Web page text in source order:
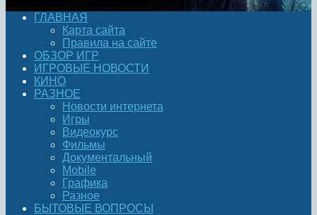
ГЛАВНАЯ
Карта сайта
Правила на сайте
ОБЗОР ИГР
ИГРОВЫЕ НОВОСТИ
КИНО
РАЗНОЕ
Новости интернета
Игры
Видеокурс
Фильмы
Документальный
Mobile
Графика
Разное
БЫТОВЫЕ ВОПРОСЫ